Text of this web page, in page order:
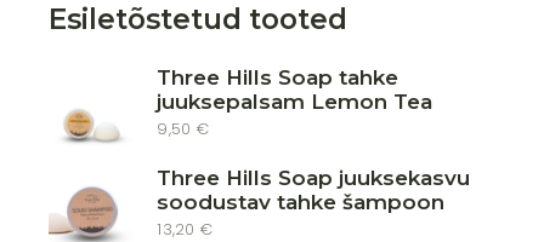
Esiletõstetud tooted
Three Hills Soap tahke
juuksepalsam Lemon Tea
9,50 €
Three Hills Soap juuksekasvu
soodustav tahke šampoon
13,20 €